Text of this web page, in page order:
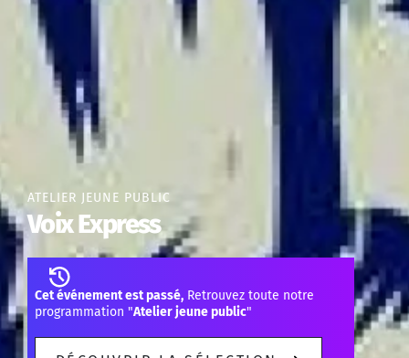
ATELIER JEUNE PUBLIC
Voix Express
Cet événement est passé, Retrouvez toute notre
programmation "Atelier jeune public"